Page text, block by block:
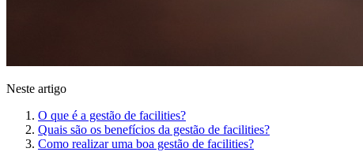
Neste artigo
O que é a gestão de facilities?
Quais são os benefícios da gestão de facilities?
Como realizar uma boa gestão de facilities?